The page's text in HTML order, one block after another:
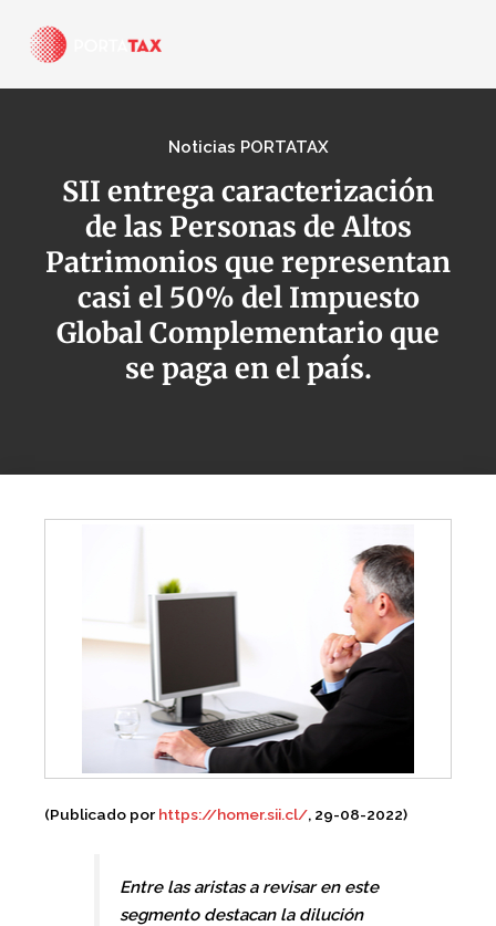
Noticias PORTATAX
SII entrega caracterización
de las Personas de Altos
Patrimonios que representan
casi el 50% del Impuesto
Global Complementario que
se paga en el país.
(Publicado por https://homer.sii.cl/, 29-08-2022)
Entre las aristas a revisar en este
segmento destacan la dilución